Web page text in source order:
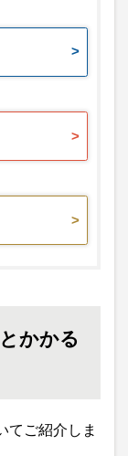
かかる
てご紹介しま